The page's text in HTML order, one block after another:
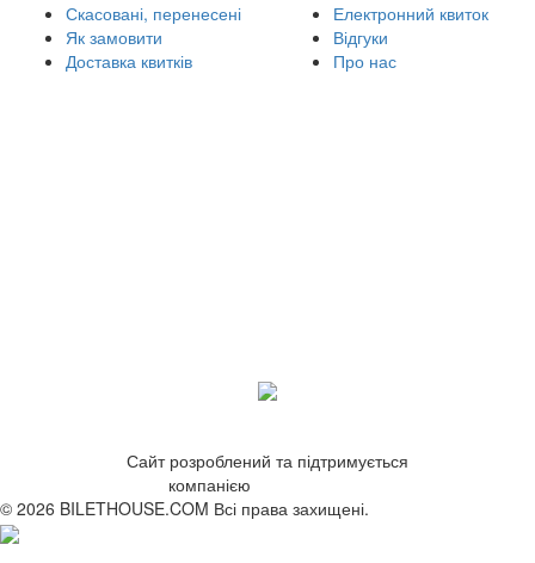
Скасовані, перенесені
Як замовити
Доставка квитків
Електронний квиток
Відгуки
Про нас
Сайт розроблений та підтримується
компанією
© 2026 BILETHOUSE.COM Всі права захищені.